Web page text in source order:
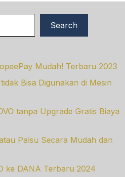
Search
Mudah! Terbaru 2023
Bisa Digunakan di Mesin
tanpa Upgrade Gratis Biaya
Palsu Secara Mudah dan
ke DANA Terbaru 2024